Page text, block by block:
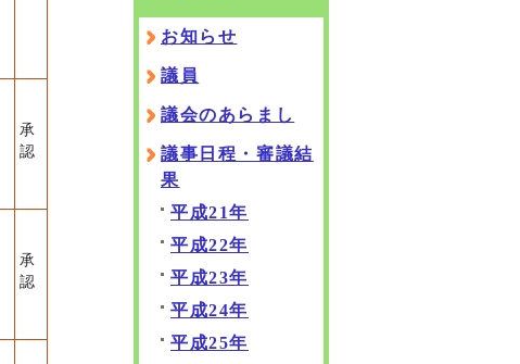
承
認
承
認
お知らせ
議員
議会のあらまし
議事日程・審議結
果
平成21年
平成22年
平成23年
平成24年
平成25年